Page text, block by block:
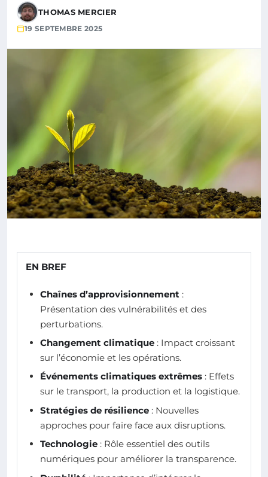
THOMAS MERCIER
19 SEPTEMBRE 2025
EN BREF
Chaînes d’approvisionnement :
Présentation des vulnérabilités et des
perturbations.
Changement climatique : Impact croissant
sur l’économie et les opérations.
Événements climatiques extrêmes : Effets
sur le transport, la production et la logistique.
Stratégies de résilience : Nouvelles
approches pour faire face aux disruptions.
Technologie : Rôle essentiel des outils
numériques pour améliorer la transparence.